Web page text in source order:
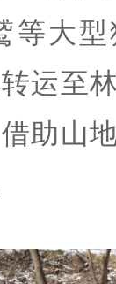
等大
运至
助山